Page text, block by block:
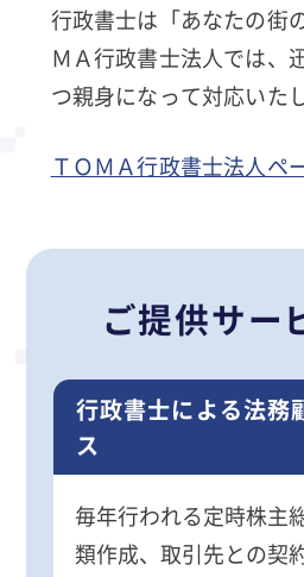
行政書士は「あなたの街
ＭＡ行政書士法人では、
つ親身になって対応いた
ＴＯＭＡ行政書士法人ペ
ご提供サー
行政書士による法務
ス
毎年行われる定時株主
類作成、取引先との契